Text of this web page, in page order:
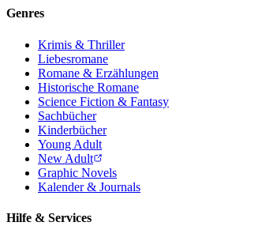
Genres
Krimis & Thriller
Liebesromane
Romane & Erzählungen
Historische Romane
Science Fiction & Fantasy
Sachbücher
Kinderbücher
Young Adult
New Adult
Graphic Novels
Kalender & Journals
Hilfe & Services